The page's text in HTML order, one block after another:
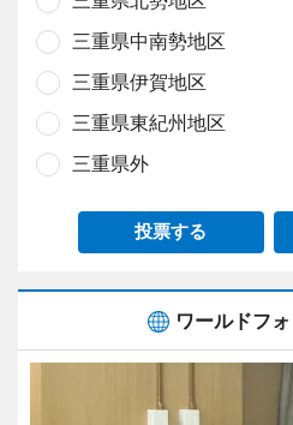
三重県中南勢地区
三重県伊賀地区
三重県東紀州地区
三重県外
投票する
ワールドフ